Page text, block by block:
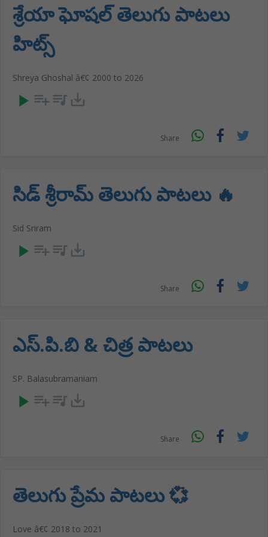
శ్రేయా ఘోషల్ తెలుగు పాటలు
హిట్స్
Shreya Ghoshal â€¢ 2000 to 2026
play_arrow playlist_add queue_music save_alt
Share
సిడ్ శ్రీరామ్ తెలుగు పాటలు 🔥
Sid Sriram
play_arrow playlist_add queue_music save_alt
Share
ఎస్.పి.బి & చిత్ర పాటలు
SP. Balasubramaniam
play_arrow playlist_add queue_music save_alt
Share
తెలుగు ప్రేమ పాటలు 💞
Love â€¢ 2018 to 2021